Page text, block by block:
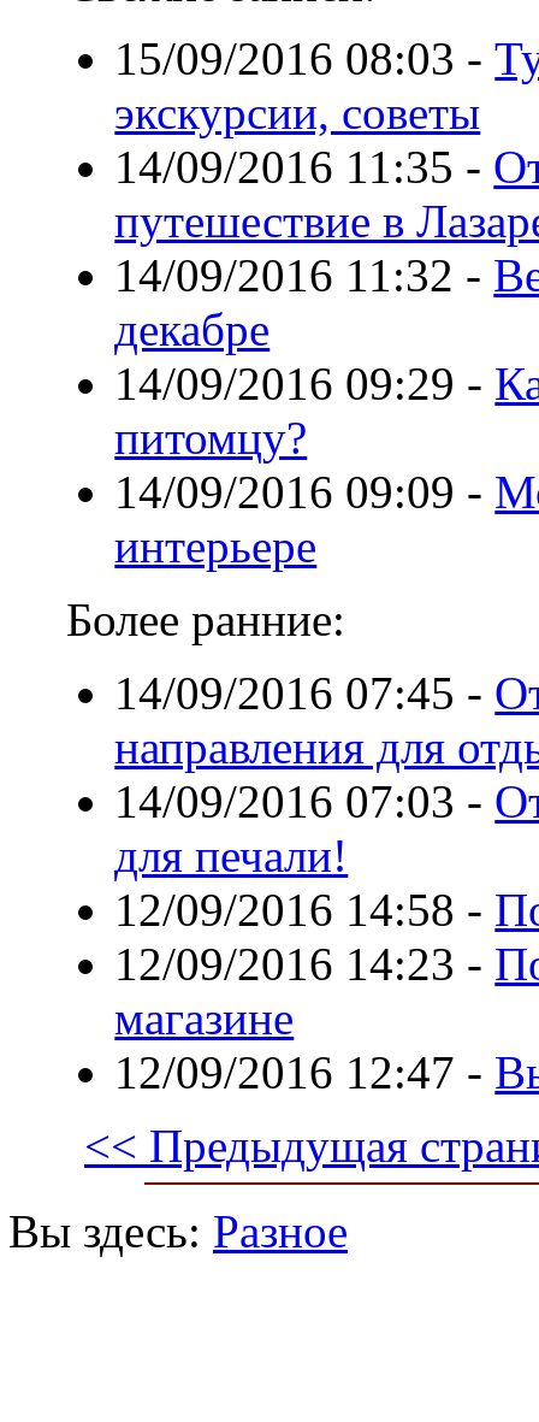
15/09/2016 08:03 -
экскурсии, советы
14/09/2016 11:35 -
путешествие в
14/09/2016 11:32 -
декабре
14/09/2016 09:29 -
питомцу?
14/09/2016 09:09 -
интерьере
Более ранние:
14/09/2016 07:45 -
направления для
14/09/2016 07:03 -
для печали!
12/09/2016 14:58 -
12/09/2016 14:23 -
магазине
12/09/2016 12:47 -
<< Предыдущая
Вы здесь: Разное